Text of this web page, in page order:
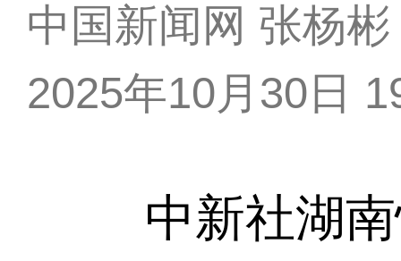
中国新闻网 张杨
2025年10月30日
中新社湖南